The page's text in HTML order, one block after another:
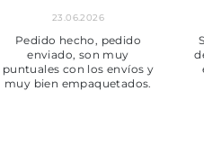
23.06.2026
Pedido hecho, pedido
enviado, son muy
puntuales con los envíos y
muy bien empaquetados.